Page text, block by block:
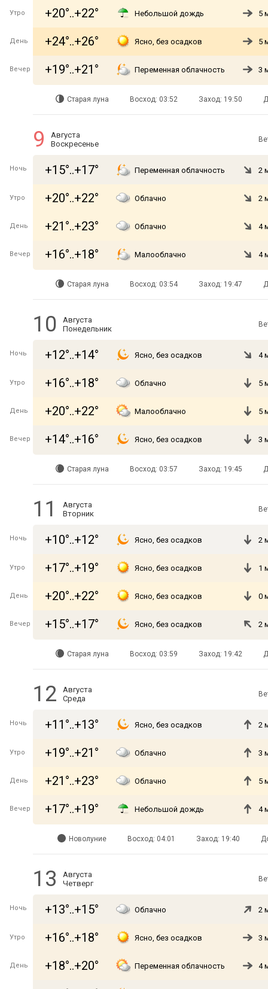
Утро +20°..+22° Небольшой дождь 5
День +24°..+26° Ясно, без осадков 5
Вечер +19°..+21° Переменная облачность 3
Старая луна Восход: 03:52 Заход: 19:50
9
Августа
Воскресенье
Ночь +15°..+17° Переменная облачность 2
Утро +20°..+22° Облачно 2
День +21°..+23° Облачно 4
Вечер +16°..+18° Малооблачно 4
Старая луна Восход: 03:54 Заход: 19:47
10
Августа
Понедельник
Ночь +12°..+14° Ясно, без осадков 4
Утро +16°..+18° Облачно 5
День +20°..+22° Малооблачно 5
Вечер +14°..+16° Ясно, без осадков 3
Старая луна Восход: 03:57 Заход: 19:45
11
Августа
Вторник
Ночь +10°..+12° Ясно, без осадков 2
Утро +17°..+19° Ясно, без осадков 1
День +20°..+22° Ясно, без осадков 0
Вечер +15°..+17° Ясно, без осадков 2
Старая луна Восход: 03:59 Заход: 19:42
12
Августа
Среда
Ночь +11°..+13° Ясно, без осадков 2
Утро +19°..+21° Облачно 3
День +21°..+23° Облачно 5
Вечер +17°..+19° Небольшой дождь 4
Новолуние Восход: 04:01 Заход: 19:40
13
Августа
Четверг
Ночь +13°..+15° Облачно 2
Утро +16°..+18° Ясно, без осадков 3
День +18°..+20° Переменная облачность 4